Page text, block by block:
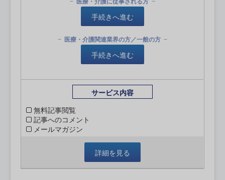
医療・介護に従事される方
手続きへ進む
医療・介護関連業界の方／一般の方
手続きへ進む
サービス内容
無料記事閲覧
記事へのコメント
メールマガジン
詳細を見る